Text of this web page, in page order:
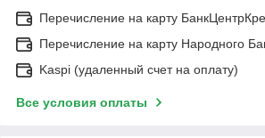
Перечисление на карту
Перечисление на карту Народного
Kaspi (удаленный счет на оплату)
Все условия оплаты